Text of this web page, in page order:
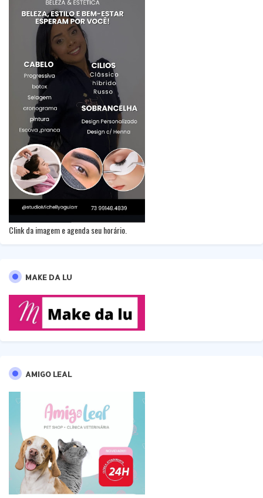
Clink da imagem e agenda seu horário.
MAKE DA LU
AMIGO LEAL